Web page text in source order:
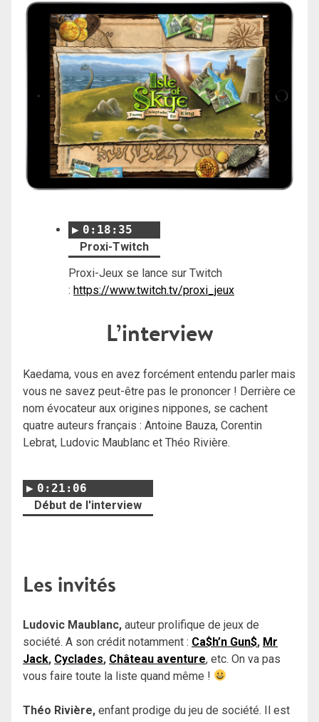
0:18:35
Proxi-Twitch
Proxi-Jeux se lance sur Twitch
: https://www.twitch.tv/proxi_jeux
L’interview
Kaedama, vous en avez forcément entendu parler mais
vous ne savez peut-être pas le prononcer ! Derrière ce
nom évocateur aux origines nippones, se cachent
quatre auteurs français : Antoine Bauza, Corentin
Lebrat, Ludovic Maublanc et Théo Rivière.
0:21:06
Début de l'interview
Les invités
Ludovic Maublanc, auteur prolifique de jeux de
société. A son crédit notamment : Ca$h’n Gun$, Mr
Jack, Cyclades, Château aventure, etc. On va pas
vous faire toute la liste quand même !
Théo Rivière, enfant prodige du jeu de société. Il est